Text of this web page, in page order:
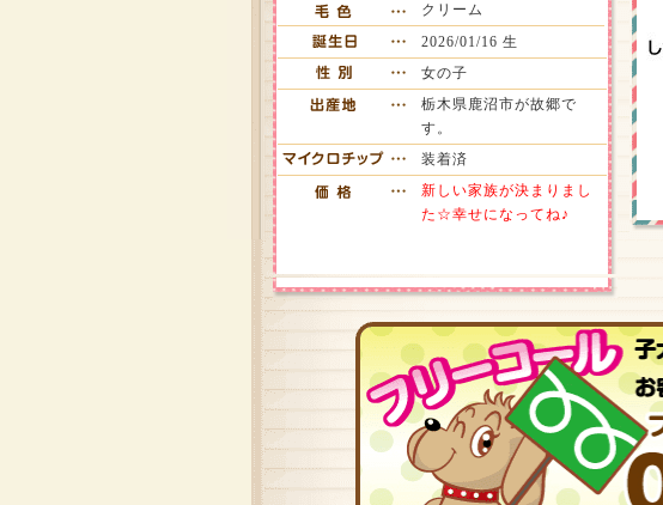
クリーム
2026/01/16 生
女の子
栃木県鹿沼市が故郷で
す。
装着済
新しい家族が決まりまし
た☆幸せになってね♪